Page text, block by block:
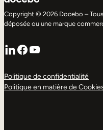
Copyright © 2026 Docebo –
déposée ou une marque
LinkedIn
Facebook
YouTube
Politique de confidentialité
Politique en matière de